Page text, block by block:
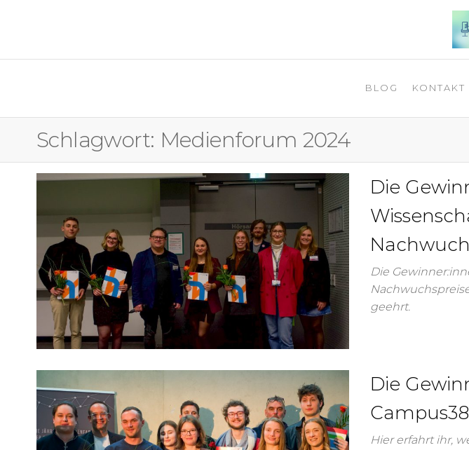
OSTFALIA MEDIENFORUM 2025
BLOG KONTAKT
Schlagwort: Medienforum 2024
Die
Die
geehrt.
Die
Hier erfahrt ihr,